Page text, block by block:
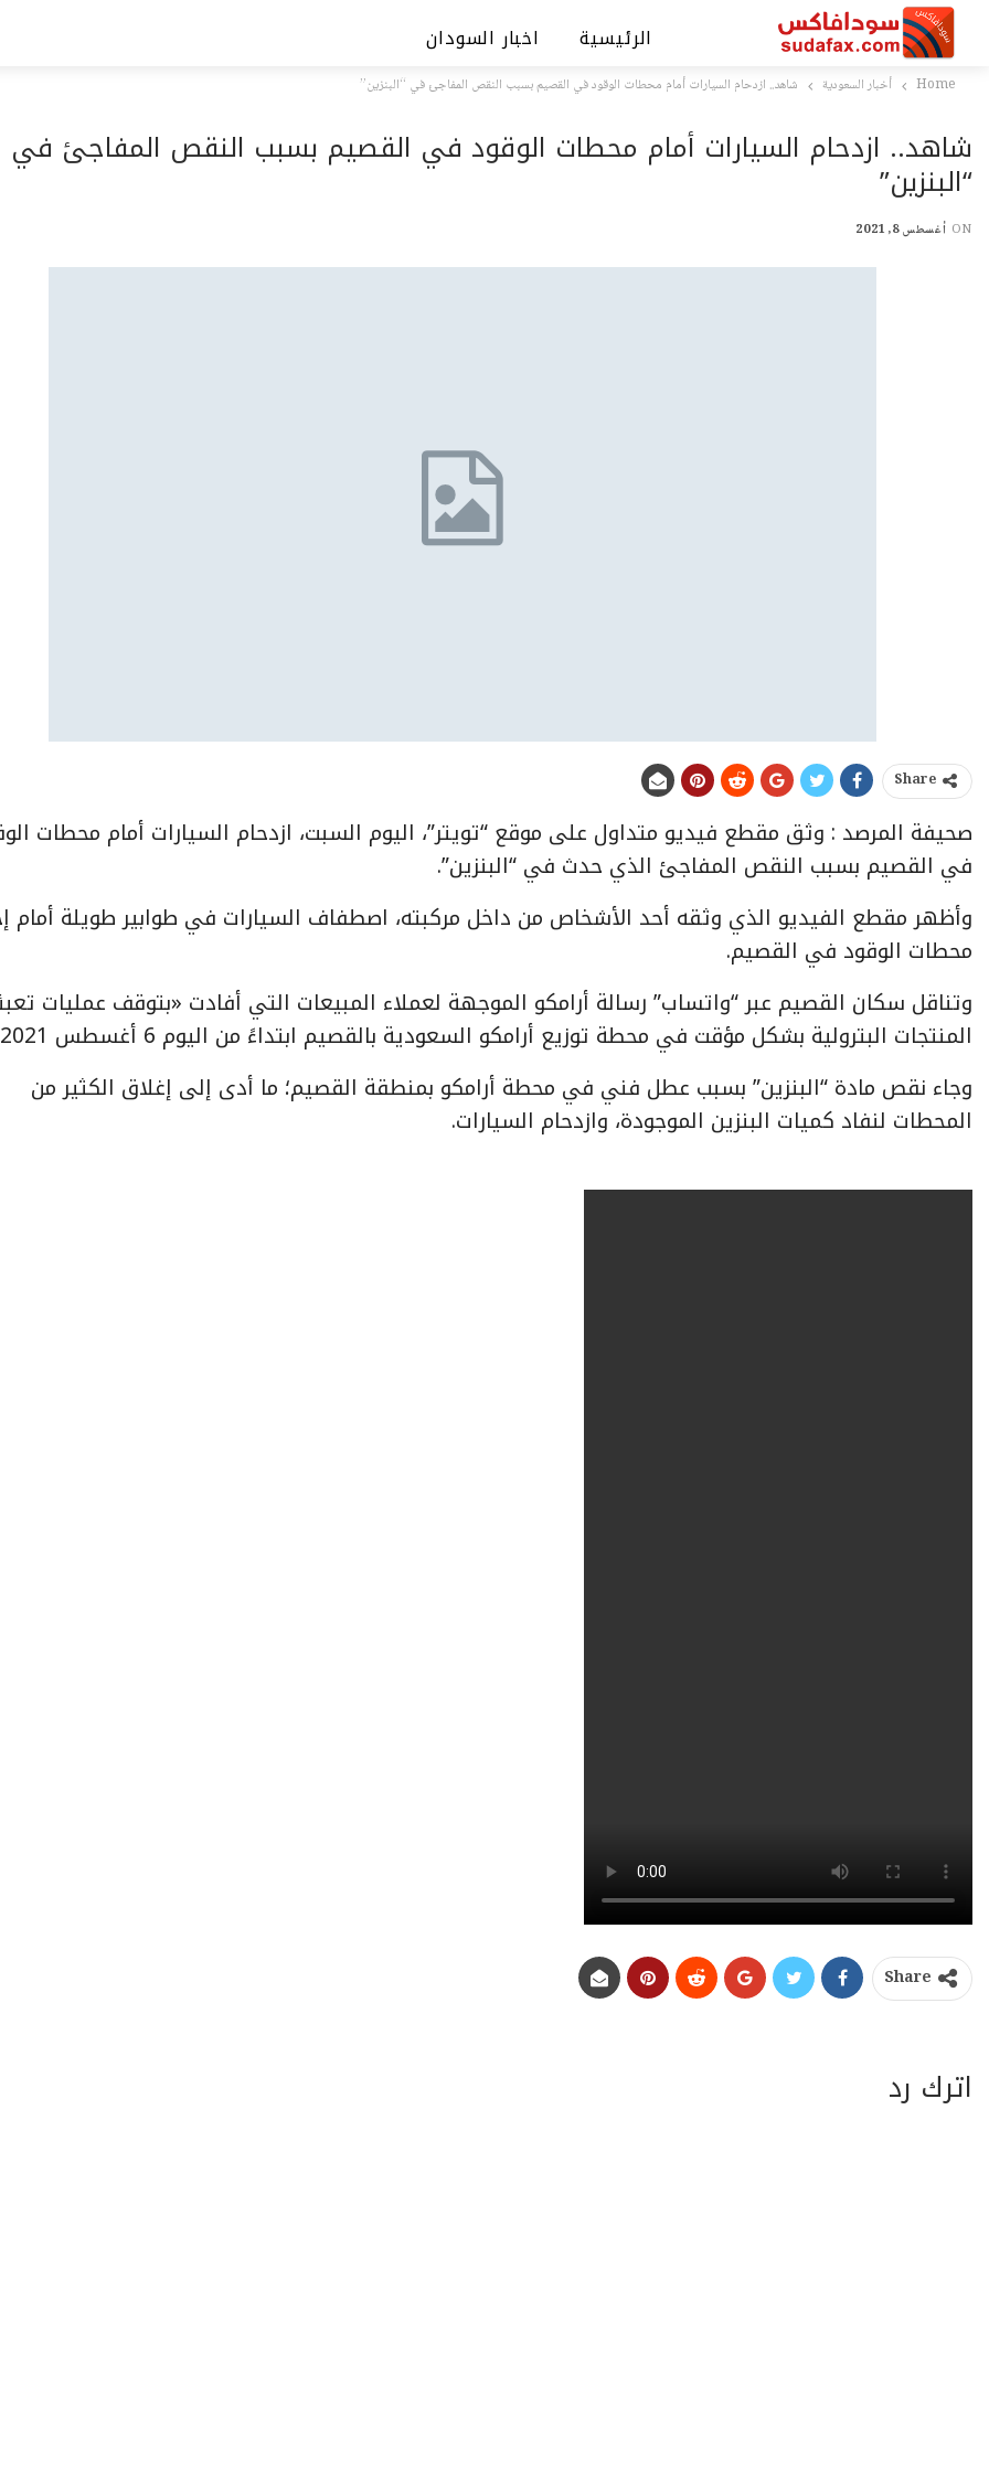
الرئيسية اخبار السودان
Home أخبار السعودية شاهد.. ازدحام السيارات أمام محطات الوقود في القصيم بسبب النقص المفاجئ في “البنزين”
شاهد.. ازدحام السيارات أمام محطات الوقود في القصيم بسبب النقص المفاجئ في
“البنزين”
ON أغسطس 8, 2021
Share
صحيفة المرصد : وثق مقطع فيديو متداول على موقع “تويتر”، اليوم السبت، ازدحام السيارات أمام محطات
في القصيم بسبب النقص المفاجئ الذي حدث في “البنزين”.
وأظهر مقطع الفيديو الذي وثقه أحد الأشخاص من داخل مركبته، اصطفاف السيارات في طوابير طويلة أمام
محطات الوقود في القصيم.
وتناقل سكان القصيم عبر “واتساب” رسالة أرامكو الموجهة لعملاء المبيعات التي أفادت «بتوقف عمليات
المنتجات البترولية بشكل مؤقت في محطة توزيع أرامكو السعودية بالقصيم ابتداءً من اليوم 6 أغسطس 2021″.
وجاء نقص مادة “البنزين” بسبب عطل فني في محطة أرامكو بمنطقة القصيم؛ ما أدى إلى إغلاق الكثير من
المحطات لنفاد كميات البنزين الموجودة، وازدحام السيارات.
Share
اترك رد